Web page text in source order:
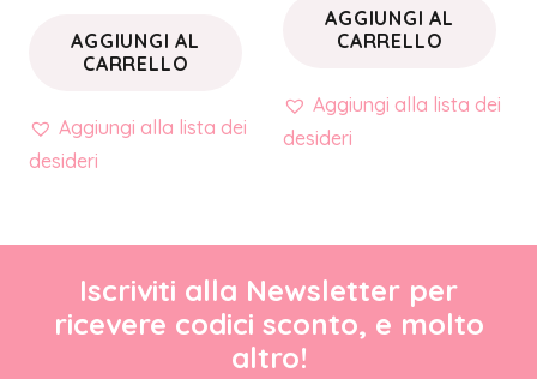
AGGIUNGI AL
CARRELLO
Aggiungi alla lista dei
desideri
AGGIUNGI AL
CARRELLO
Aggiungi alla lista dei
desideri
Iscriviti alla Newsletter per
ricevere codici sconto, e molto
altro!